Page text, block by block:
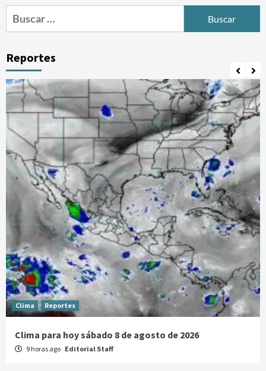
Buscar:
Reportes
Clima Reportes
Clima para hoy sábado 8 de agosto de 2026
9 horas ago Editorial Staff